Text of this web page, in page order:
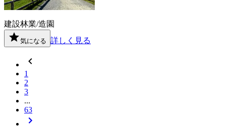
建設林業/造園
気になる 詳しく見る
1
2
3
...
63